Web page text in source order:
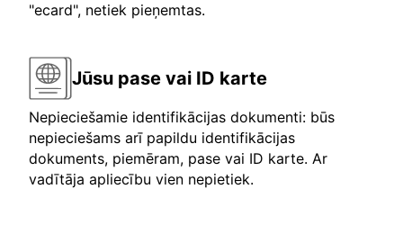
"ecard", netiek pieņemtas.
Jūsu pase vai ID karte
Nepieciešamie identifikācijas dokumenti: būs
nepieciešams arī papildu identifikācijas
dokuments, piemēram, pase vai ID karte. Ar
vadītāja apliecību vien nepietiek.